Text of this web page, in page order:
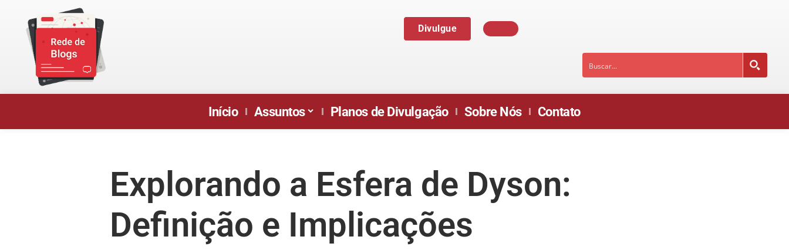
Divulgue
Início Assuntos Planos de Divulgação Sobre Nós Contato
Explorando a Esfera de Dyson:
Definição e Implicações